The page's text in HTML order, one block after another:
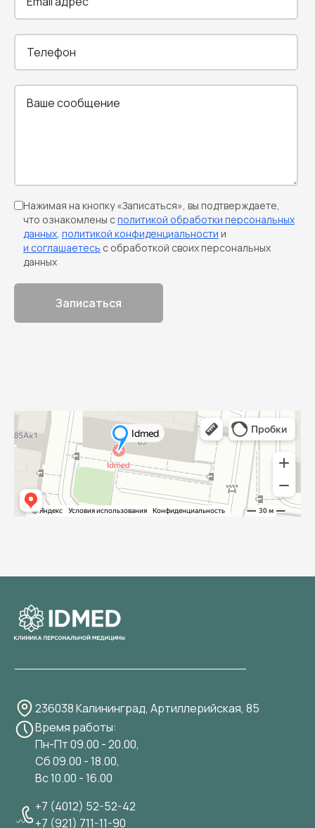
Нажимая на кнопку «Записаться», вы подтверждаете,
что ознакомлены сполитикой обработки персональных
данных политикой конфиденциальности и
и соглашаетесь с обработкой своих персональных
данных
Записаться
236038 Калининград, Артиллерийская, 85
Время работы:
Пн-Пт 09.00 - 20.00,
Сб 09.00 - 18.00,
Вс 10.00 - 16.00
+7 (4012) 52-52-42
+7 (921) 711-11-90